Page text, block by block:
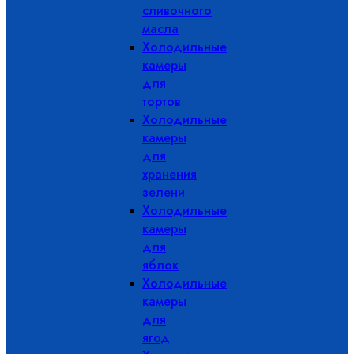
сливочного
масла
Холодильные
камеры
для
тортов
Холодильные
камеры
для
хранения
зелени
Холодильные
камеры
для
яблок
Холодильные
камеры
для
ягод